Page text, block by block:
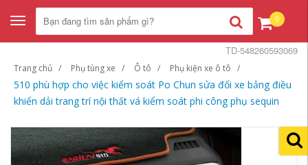
Toggle
navigation
0
Trang chủ Phụ tùng xe Ô tô Phụ kiện xe ô tô
510 phù hợp cho việc kiểm soát Po Chun sửa đổi xe bảng điều
khiển dải trang trí nội thất vá kiểm soát phi công phụ sequin
TD-548260593069